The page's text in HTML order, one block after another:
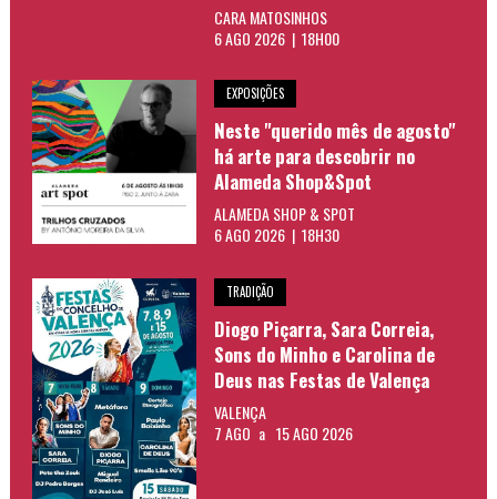
CARA MATOSINHOS
6 AGO 2026 | 18H00
EXPOSIÇÕES
Neste "querido mês de agosto"
há arte para descobrir no
Alameda Shop&Spot
ALAMEDA SHOP & SPOT
6 AGO 2026 | 18H30
TRADIÇÃO
Diogo Piçarra, Sara Correia,
Sons do Minho e Carolina de
Deus nas Festas de Valença
VALENÇA
7 AGO a 15 AGO 2026